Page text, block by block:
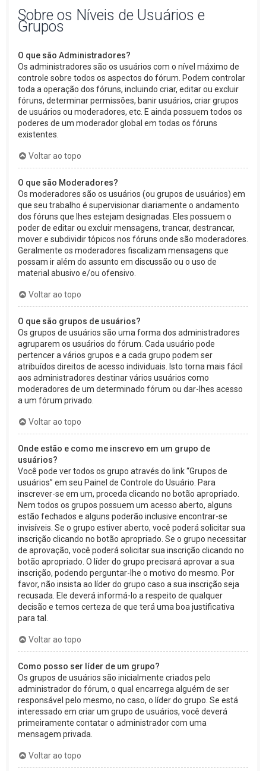
Sobre os Níveis de Usuários e
Grupos
O que são Administradores?
Os administradores são os usuários com o nível máximo de
controle sobre todos os aspectos do fórum. Podem controlar
toda a operação dos fóruns, incluindo criar, editar ou excluir
fóruns, determinar permissões, banir usuários, criar grupos
de usuários ou moderadores, etc. E ainda possuem todos os
poderes de um moderador global em todas os fóruns
existentes.
Voltar ao topo
O que são Moderadores?
Os moderadores são os usuários (ou grupos de usuários) em
que seu trabalho é supervisionar diariamente o andamento
dos fóruns que lhes estejam designadas. Eles possuem o
poder de editar ou excluir mensagens, trancar, destrancar,
mover e subdividir tópicos nos fóruns onde são moderadores.
Geralmente os moderadores fiscalizam mensagens que
possam ir além do assunto em discussão ou o uso de
material abusivo e/ou ofensivo.
Voltar ao topo
O que são grupos de usuários?
Os grupos de usuários são uma forma dos administradores
agruparem os usuários do fórum. Cada usuário pode
pertencer a vários grupos e a cada grupo podem ser
atribuídos direitos de acesso individuais. Isto torna mais fácil
aos administradores destinar vários usuários como
moderadores de um determinado fórum ou dar-lhes acesso
a um fórum privado.
Voltar ao topo
Onde estão e como me inscrevo em um grupo de
usuários?
Você pode ver todos os grupo através do link “Grupos de
usuários” em seu Painel de Controle do Usuário. Para
inscrever-se em um, proceda clicando no botão apropriado.
Nem todos os grupos possuem um acesso aberto, alguns
estão fechados e alguns poderão inclusive encontrar-se
invisíveis. Se o grupo estiver aberto, você poderá solicitar sua
inscrição clicando no botão apropriado. Se o grupo necessitar
de aprovação, você poderá solicitar sua inscrição clicando no
botão apropriado. O líder do grupo precisará aprovar a sua
inscrição, podendo perguntar-lhe o motivo do mesmo. Por
favor, não insista ao líder do grupo caso a sua inscrição seja
recusada. Ele deverá informá-lo a respeito de qualquer
decisão e temos certeza de que terá uma boa justificativa
para tal.
Voltar ao topo
Como posso ser líder de um grupo?
Os grupos de usuários são inicialmente criados pelo
administrador do fórum, o qual encarrega alguém de ser
responsável pelo mesmo, no caso, o líder do grupo. Se está
interessado em criar um grupo de usuários, você deverá
primeiramente contatar o administrador com uma
mensagem privada.
Voltar ao topo